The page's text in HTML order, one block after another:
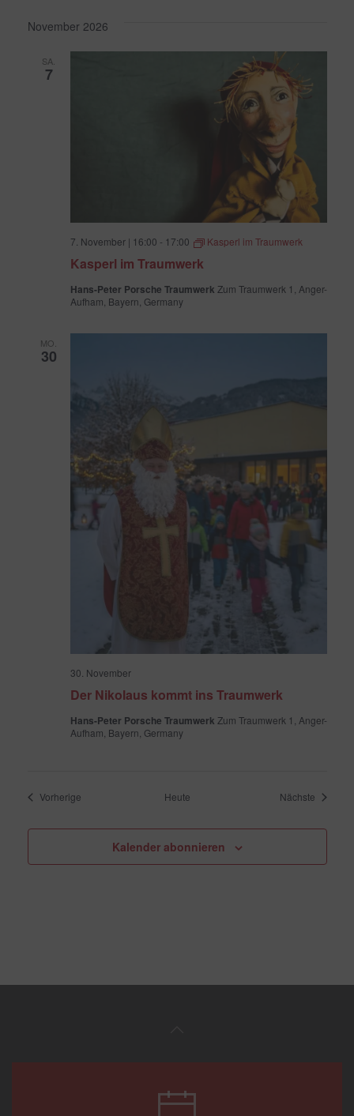
November 2026
SA.
7
Kasperl im Traumwerk
7. November | 16:00 - 17:00 Kasperl im Traumwerk
Hans-Peter Porsche Traumwerk Zum Traumwerk 1, Anger-
Aufham, Bayern, Germany
MO.
30
Der Nikolaus kommt ins Traumwerk
30. November
Hans-Peter Porsche Traumwerk Zum Traumwerk 1, Anger-
Aufham, Bayern, Germany
VorherigeVeranstaltungen Heute Nächste
Kalender abonnieren